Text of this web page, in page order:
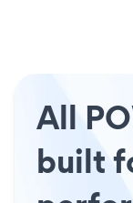
All
built